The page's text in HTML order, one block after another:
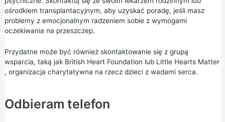
ośrodkiem transplantacyjnym, aby uzyskać poradę, jeśli masz
problemy z emocjonalnym radzeniem sobie z wymogami
oczekiwania na przeszczep.
Przydatne może być również skontaktowanie się z grupą
wsparcia, taką jak British Heart Foundation lub Little Hearts Matter
, organizacja charytatywna na rzecz dzieci z wadami serca.
Odbieram telefon